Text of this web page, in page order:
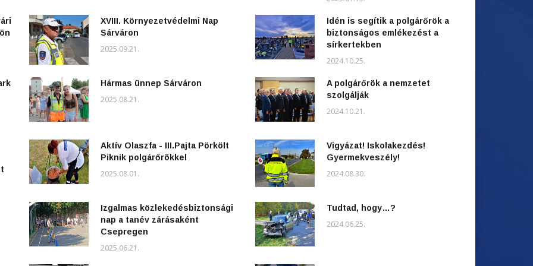
XVIII. Környezetvédelmi Nap
Sárváron
2025.09.21.
Hármas ünnep Sárváron
2025.08.21.
Aktív Olaszfa - III.Pajta Pörkölt
Piknik polgárőrökkel
2025.08.01.
Izgalmas közlekedésbiztonsági
nap a tanév zárásaként
Csepregen
2025.06.21.
Idén is segítik a polgárőrök a
biztonságos emlékezést a
sírkertekben
2024.10.25.
A polgárőrök a nemzetet
szolgálják
2024.10.21.
Vigyázat! Iskolakezdés!
Gyermekveszély!
2024.08.30.
Tudtad, hogy…?
2024.06.25.